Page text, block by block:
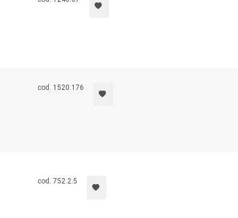
cod. 1520.176
cod. 752.2.5